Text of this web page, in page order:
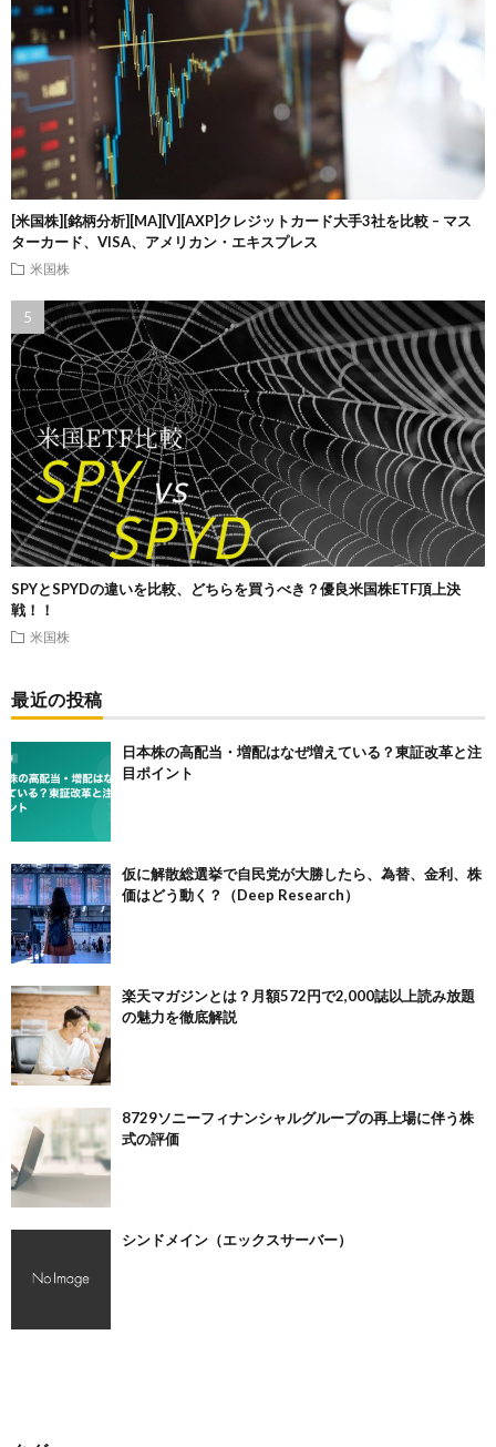
[米国株][銘柄分析][MA][V][AXP]クレジットカード大手3社を比較 – マス
ターカード、VISA、アメリカン・エキスプレス
米国株
SPYとSPYDの違いを比較、どちらを買うべき？優良米国株ETF頂上決
戦！！
米国株
最近の投稿
日本株の高配当・増配はなぜ増えている？東証改革と注
目ポイント
仮に解散総選挙で自民党が大勝したら、為替、金利、株
価はどう動く？（Deep Research）
楽天マガジンとは？月額572円で2,000誌以上読み放題
の魅力を徹底解説
8729ソニーフィナンシャルグループの再上場に伴う株
式の評価
シンドメイン（エックスサーバー）